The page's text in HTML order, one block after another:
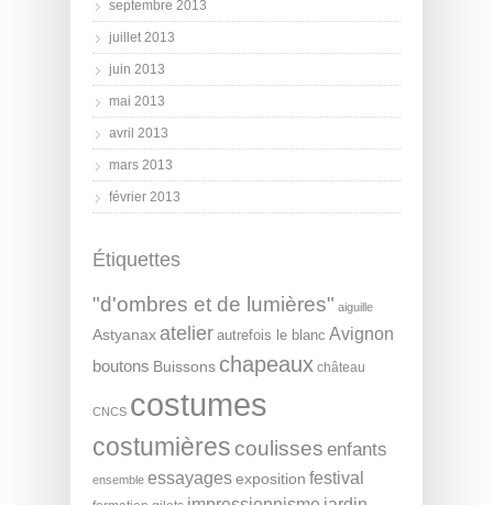
septembre 2013
juillet 2013
juin 2013
mai 2013
avril 2013
mars 2013
février 2013
Étiquettes
"d'ombres et de lumières" aiguille
Astyanax atelier autrefois le blanc Avignon
boutons Buissons chapeaux château
CNCS costumes
costumières coulisses enfants
ensemble essayagesexposition festival